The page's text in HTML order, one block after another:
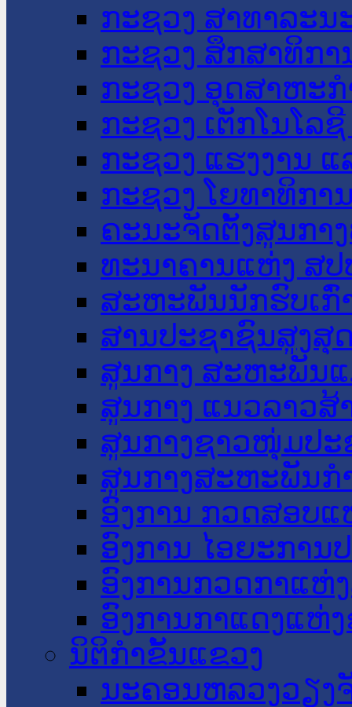
ກະຊວງ ສາທາລະນ
ກະຊວງ ສຶກສາທິກາ
ກະຊວງ ອຸດສາຫະ
ກະຊວງ ເຕັກໂນໂລ
ກະຊວງ ແຮງງານ
ກະຊວງ ໂຍທາທິກາ
ຄະນະຈັດຕັ້ງສູນກາ
ທະນາຄານແຫ່ງ ສປ
ສະຫະພັນນັກຮົບເກົ່
ສານປະຊາຊົນສູງສຸ
ສູນກາງ ສະຫະພັນ
ສູນກາງ ແນວລາວສ້
ສູນກາງຊາວໜຸ່ມປະ
ສູນກາງສະຫະພັນກ
ອົງການ ກວດສອບແ
ອົງການ ໄອຍະການ
ອົງການກວດກາແຫ່
ອົງການກາແດງແຫ່
ນິຕິກໍາຂັ້ນແຂວງ
ນະ​ຄອນ​ຫລວງວຽງ